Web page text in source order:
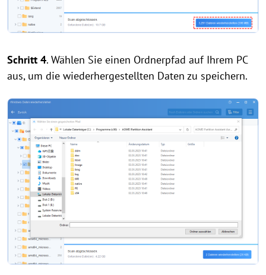
Schritt 4. Wählen Sie einen Ordnerpfad auf Ihrem PC
aus, um die wiederhergestellten Daten zu speichern.